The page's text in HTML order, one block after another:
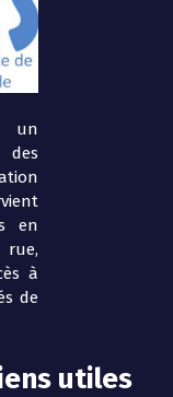
un
des
en
rue,
à
de
utiles